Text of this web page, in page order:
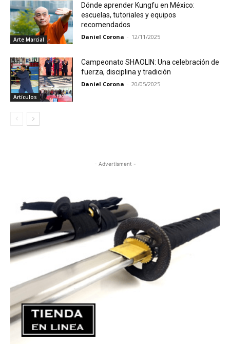
Arte Marcial
Dónde aprender Kungfu en México:
escuelas, tutoriales y equipos
recomendados
Daniel Corona - 12/11/2025
Artículos
Campeonato SHAOLIN: Una celebración de
fuerza, disciplina y tradición
Daniel Corona - 20/05/2025
- Advertisment -